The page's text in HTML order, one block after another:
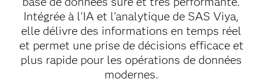
Intégrée à l'IA et l'analytique de SAS Viya,
elle délivre des informations en temps réel
et permet une prise de décisions efficace et
plus rapide pour les opérations de données
modernes.